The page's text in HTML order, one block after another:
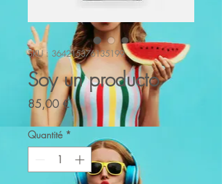
SKU : 364215376135199
Soy un producto
85,00 €Prix
Quantité *